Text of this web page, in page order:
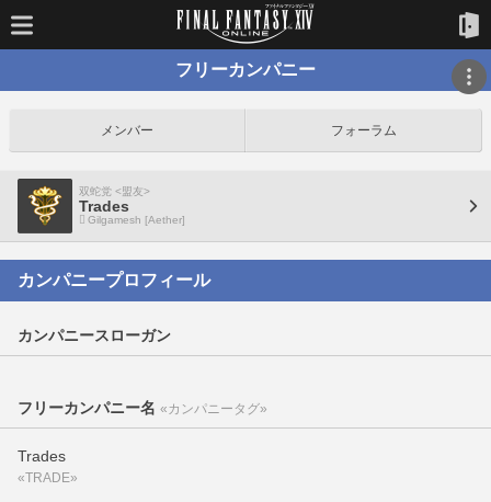
フリーカンパニー
メンバー フォーラム
双蛇党 <盟友>
Trades
Gilgamesh [Aether]
カンパニープロフィール
カンパニースローガン
フリーカンパニー名 «カンパニータグ»
Trades
«TRADE»